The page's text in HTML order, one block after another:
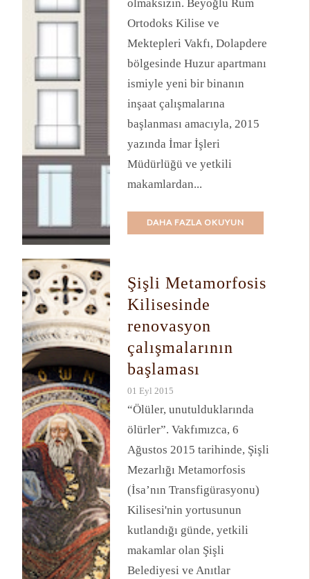
olmaksızın. Beyoğlu Rum
Ortodoks Kilise ve
Mektepleri Vakfı, Dolapdere
bölgesinde Huzur apartmanı
ismiyle yeni bir binanın
inşaat çalışmalarına
başlanması amacıyla, 2015
yazında İmar İşleri
Müdürlüğü ve yetkili
makamlardan...
DAHA FAZLA OKUYUN
Şişli Metamorfosis
Kilisesinde
renovasyon
çalışmalarının
başlaması
01 Eyl 2015
“Ölüler, unutulduklarında
ölürler”. Vakfımızca, 6
Ağustos 2015 tarihinde, Şişli
Mezarlığı Metamorfosis
(İsa’nın Transfigürasyonu)
Kilisesi'nin yortusunun
kutlandığı günde, yetkili
makamlar olan Şişli
Belediyesi ve Anıtlar